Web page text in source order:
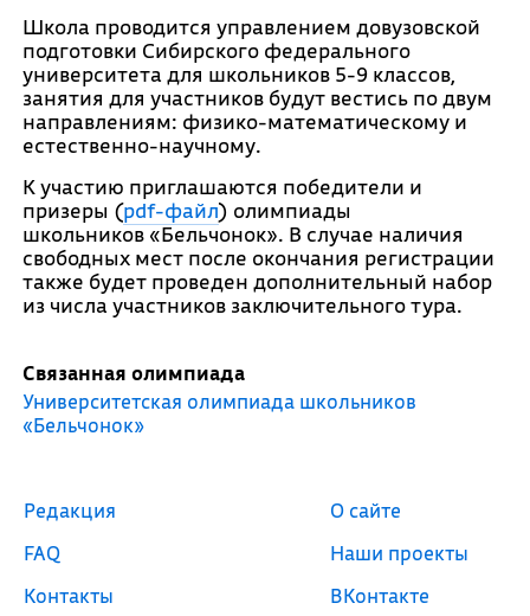
Школа проводится управлением довузовской
подготовки Сибирского федерального
университета для школьников 5-9 классов,
занятия для участников будут вестись по двум
направлениям: физико-математическому и
естественно-научному.
К участию приглашаются победители и
призеры (pdf-файл) олимпиады
школьников «Бельчонок». В случае наличия
свободных мест после окончания регистрации
также будет проведен дополнительный набор
из числа участников заключительного тура.
Связанная олимпиада
Университетская олимпиада школьников
«Бельчонок»
Редакция
FAQ
Контакты
О сайте
Наши проекты
ВКонтакте